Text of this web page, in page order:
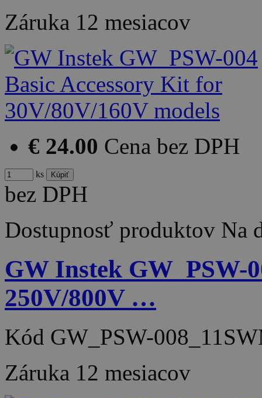
Záruka 12 mesiacov
€ 24.00 Cena bez DPH
ks
bez DPH
Dostupnosť produktov Na
GW Instek GW_PSW-
250V/800V …
Kód GW_PSW-
Záruka 12 mesiacov